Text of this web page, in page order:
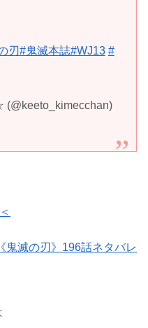
刃#鬼滅本誌#WJ13 #
鬼滅の刃》196話ネタバレ